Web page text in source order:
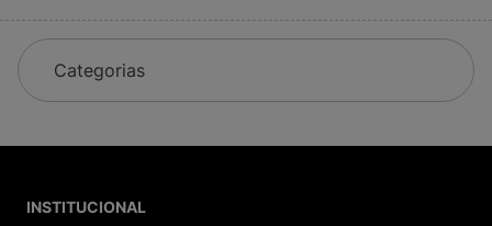
Categorias
INSTITUCIONAL